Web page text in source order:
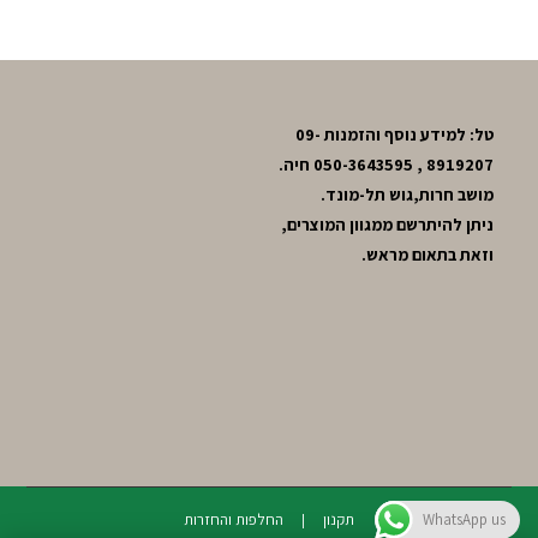
טל: למידע נוסף והזמנות 09-
8919207 , 050-3643595 חיה.
מושב חרות,גוש תל-מונד.
ניתן להיתרשם ממגוון המוצרים,
וזאת בתאום מראש.
תקנון החלפות והחזרות WhatsApp us